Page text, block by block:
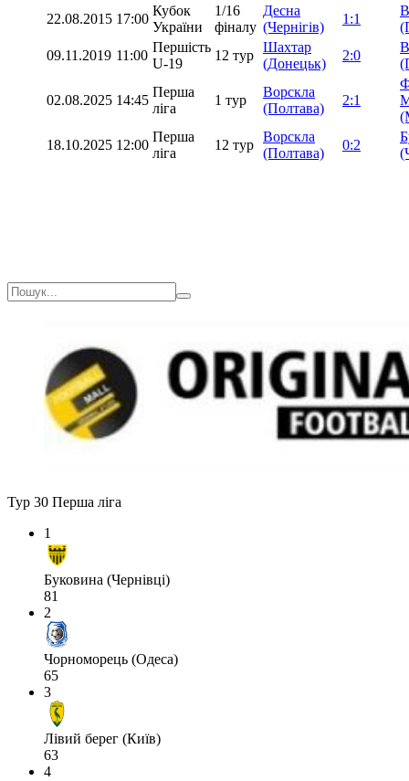
22.08.2015 17:00
Кубок
України
1/16
фіналу
Десна
(Чернігів)
1:1
09.11.2019 11:00
Першість
U-19
12 тур
Шахтар
(Донецьк)
2:0
02.08.2025 14:45
Перша
ліга
1 тур
Ворскла
(Полтава)
2:1
18.10.2025 12:00
Перша
ліга
12 тур
Ворскла
(Полтава)
0:2
Тур 30 Перша ліга
1
Буковина (Чернівці)
81
2
Чорноморець (Одеса)
65
3
Лівий берег (Київ)
63
4